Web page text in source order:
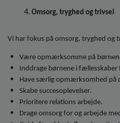
Omsorg, tryghed og trivsel
Vi har fokus på omsorg, tryghed og
Være opmærksomme på
Inddrage børnene i fællesskaber
Have særlig opmærksomhed på
Skabe succesoplevelser.
Prioritere relations arbejde.
Drage omsorg for og arbejde